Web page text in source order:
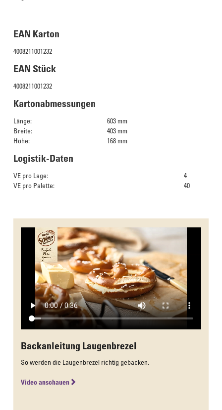
EAN Karton
4008211001232
EAN Stück
4008211001232
Kartonabmessungen
Länge:
603 mm
Breite:
403 mm
Höhe:
168 mm
Logistik-Daten
VE pro Lage:
4
VE pro Palette:
40
Backanleitung Laugenbrezel
So werden die Laugenbrezel richtig gebacken.
Video anschauen